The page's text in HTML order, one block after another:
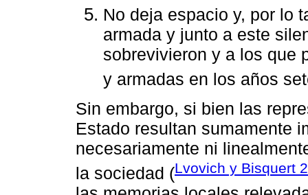
No deja espacio y, por lo
armada y junto a este
sobrevivieron y a los que
y armadas en los años
Sin embargo, si bien las
Estado resultan sumamente
necesariamente ni
la sociedad (Lvovich y Bisquert